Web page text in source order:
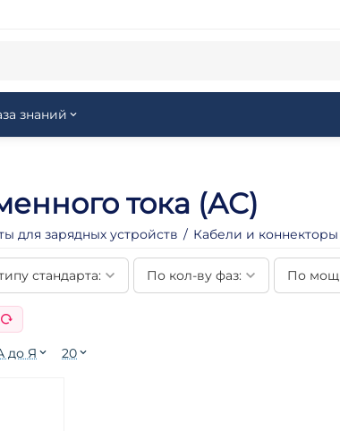
знаний
тока (AC)
для зарядных устройств / Кабели и
стандарта: По кол-ву фаз: По
до Я 20